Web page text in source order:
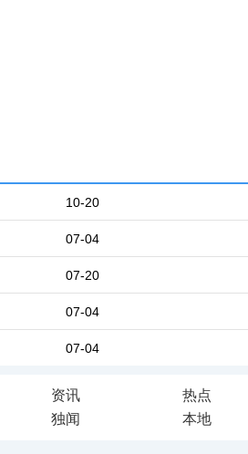
10-20
07-04
07-20
07-04
07-04
资讯
热点
独闻 本地